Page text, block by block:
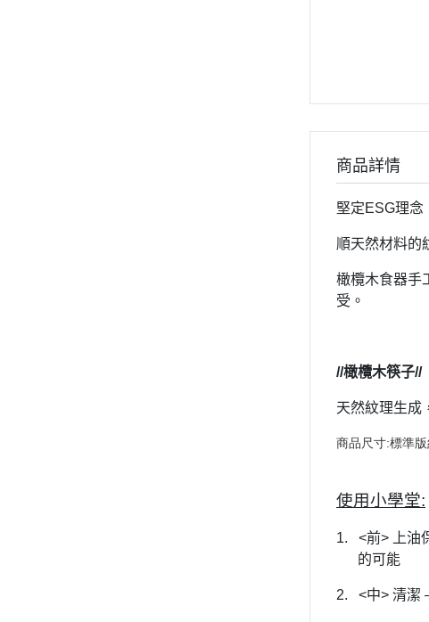
商品詳情
堅定ESG理念
順天然材料的
橄欖木食器手
受。
//橄欖木筷子//
天然紋理生成
商品尺寸:標準
使用小學堂:
1. <前> 上油
的可能
2. <中> 清潔